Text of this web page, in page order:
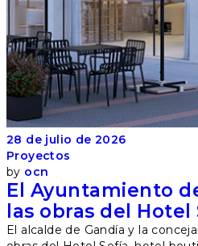
28 de julio de 2026
Proyectos
by ocn
El Ayuntamiento
las obras del Hotel
El alcalde de Gandía y la